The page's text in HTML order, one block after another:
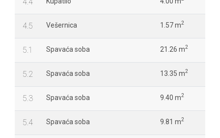
4.5 Vešernica 1.57 m2
5.1 Spavaća soba 21.26 m2
5.2 Spavaća soba 13.35 m2
5.3 Spavaća soba 9.40 m2
5.4 Spavaća soba 9.81 m2